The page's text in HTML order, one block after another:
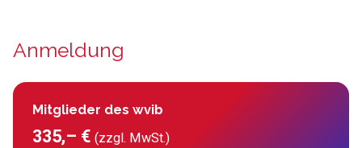
Anmeldung
Mitglieder des wvib
335,– €(zzgl. MwSt.)